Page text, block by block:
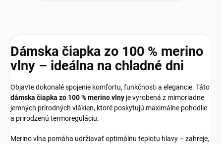
Dámska čiapka zo 100 % merino
vlny – ideálna na chladné dni
Objavte dokonalé spojenie komfortu, funkčnosti a elegancie. Táto
dámska čiapka zo 100 % merino vlny je vyrobená z mimoriadne
jemných prírodných vlákien, ktoré poskytujú maximálne pohodlie
a prirodzenú termoreguláciu.
Merino vlna pomáha udržiavať optimálnu teplotu hlavy – zahreje,